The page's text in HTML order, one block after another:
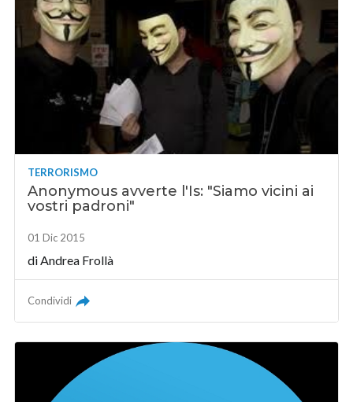
TERRORISMO
Anonymous avverte l'Is: "Siamo vicini ai
vostri padroni"
01 Dic 2015
di Andrea Frollà
Condividi